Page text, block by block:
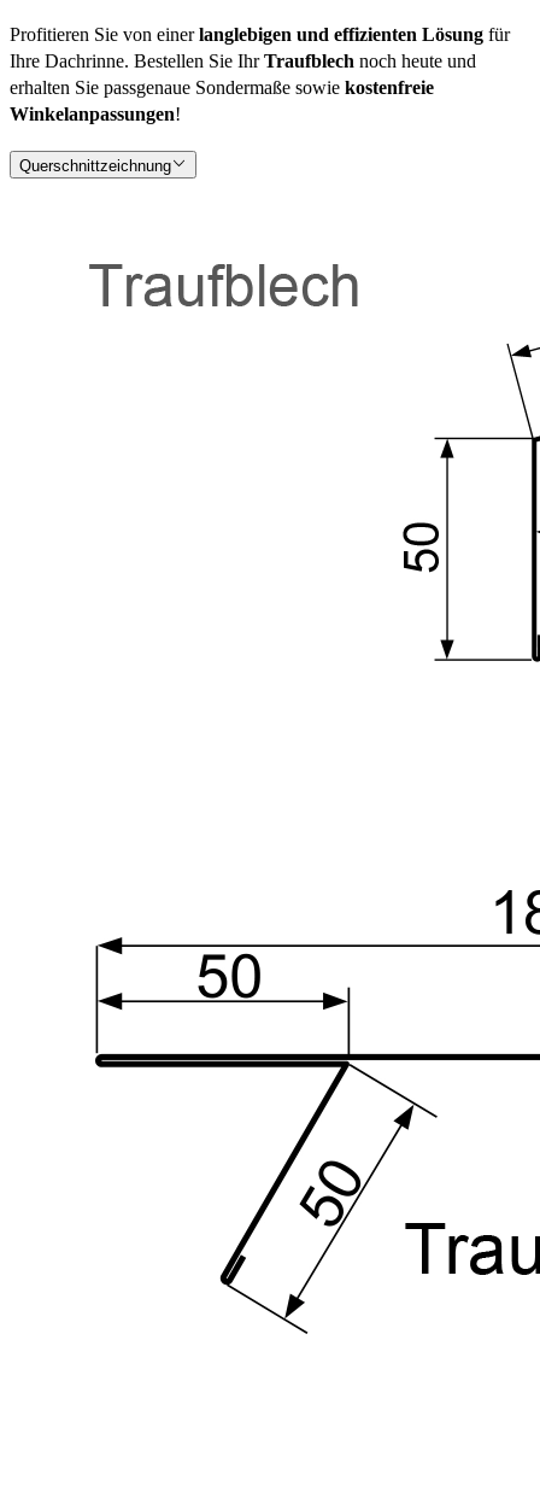
Profitieren Sie von einerlanglebigen und effizienten Lösung für
Ihre Dachrinne. Bestellen Sie IhrTraufblech noch heute und
erhalten Sie passgenaue Sondermaße sowie kostenfreie
Winkelanpassungen!
Querschnittzeichnung